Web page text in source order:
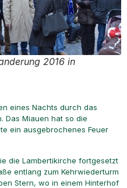
2016 in
eines Nachts durch das
Das Miauen hat so die
ein ausgebrochenes Feuer
die Lambertikirche fortgesetzt
entlang zum Kehrwiederturm
Stern, wo in einem Hinterhof